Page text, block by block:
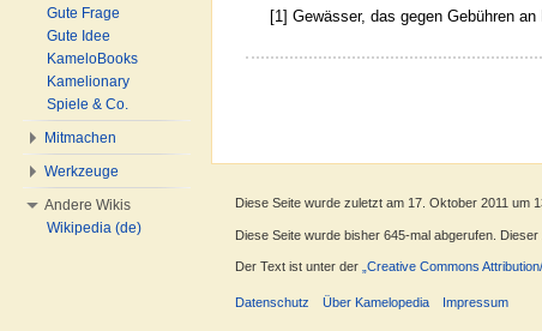
[1] Gewässer, das gegen Gebühren
Gute Frage
Gute Idee
KameloBooks
Kamelionary
Spiele & Co.
Mitmachen
Werkzeuge
Andere Wikis
Wikipedia (de)
Diese Seite wurde zuletzt am 17. Oktober 2011 um
Diese Seite wurde bisher 645-mal abgerufen.
Der Text ist unter der „Creative Commons
Datenschutz Über Kamelopedia Impressum